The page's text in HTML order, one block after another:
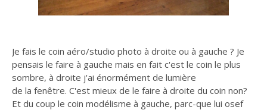
Je fais le coin aéro/studio photo à droite ou à gauche ? Je
pensais le faire à gauche mais en fait c'est le coin le plus
sombre, à droite j'ai énormément de lumière
de la fenêtre. C'est mieux de le faire à droite du coin non?
Et du coup le coin modélisme à gauche, parc-que lui osef